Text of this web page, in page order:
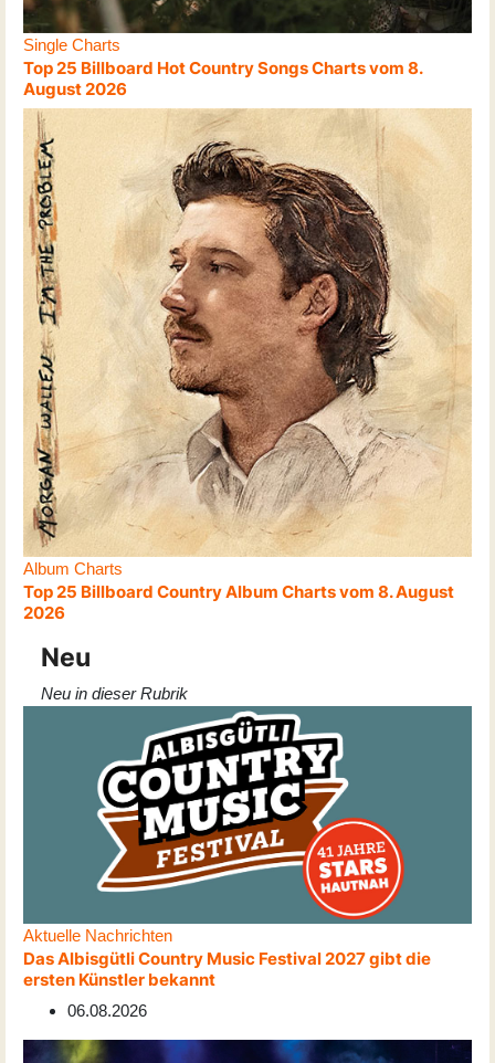
Single Charts
Top 25 Billboard Hot Country Songs Charts vom 8.
August 2026
Album Charts
Top 25 Billboard Country Album Charts vom 8. August
2026
Neu
Neu in dieser Rubrik
Aktuelle Nachrichten
Das Albisgütli Country Music Festival 2027 gibt die
ersten Künstler bekannt
06.08.2026